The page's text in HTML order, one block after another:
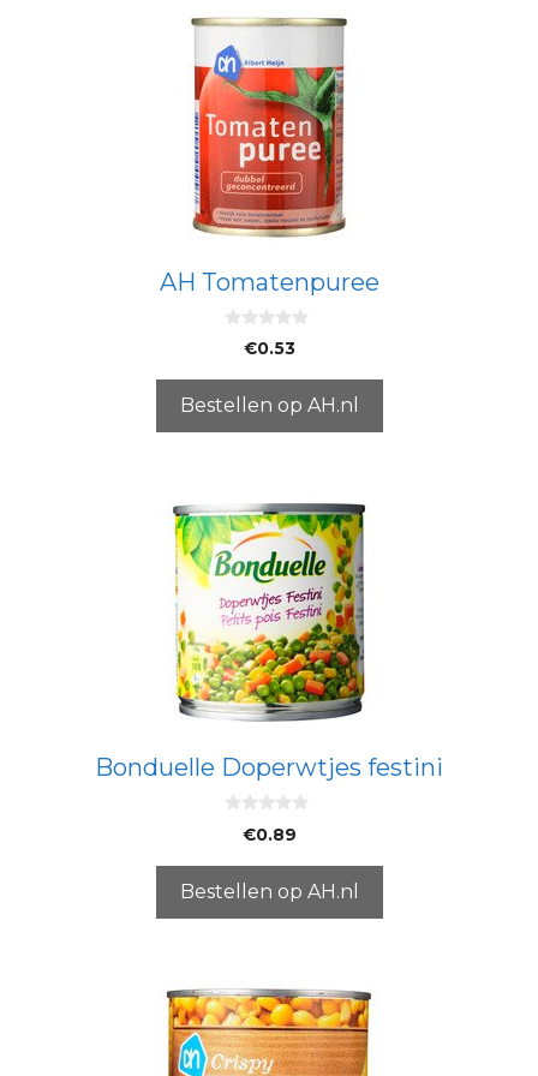
AH Tomatenpuree
5
€0.53
Bestellen op AH.nl
Bonduelle Doperwtjes festini
5
€0.89
Bestellen op AH.nl